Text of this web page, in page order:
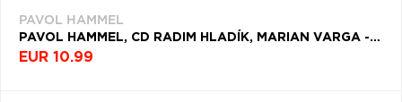
PAVOL HAMMEL
PAVOL HAMMEL, CD RADIM HLADÍK, MARIAN VARGA - LABUTIE PIESNE
EUR 10.99